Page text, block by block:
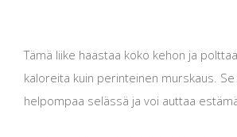
Tämä liike haastaa koko kehon ja
kaloreita kuin perinteinen murskaus.
helpompaa selässä ja voi auttaa